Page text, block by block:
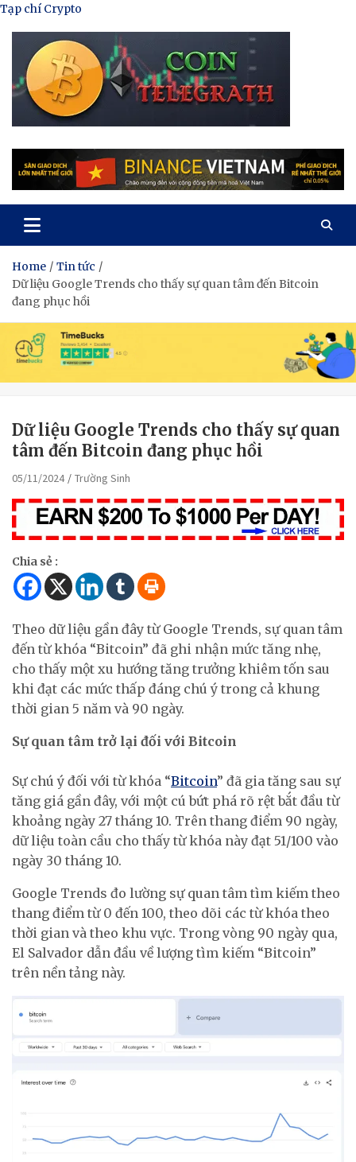
Skip
content
Tạp chí Crypto
Tạp Chí Tiền Mã Hóa
Home
Tin tức
Dữ liệu Google Trends cho thấy sự quan tâm đến Bitcoin
đang phục hồi
Dữ liệu Google Trends cho thấy sự quan
tâm đến Bitcoin đang phục hồi
05/11/2024 Trường Sinh
Chia sẻ :
Theo dữ liệu gần đây từ Google Trends, sự quan tâm
đến từ khóa “Bitcoin” đã ghi nhận mức tăng nhẹ,
cho thấy một xu hướng tăng trưởng khiêm tốn sau
khi đạt các mức thấp đáng chú ý trong cả khung
thời gian 5 năm và 90 ngày.
Sự quan tâm trở lại đối với Bitcoin
Sự chú ý đối với từ khóa “Bitcoin” đã gia tăng sau sự
tăng giá gần đây, với một cú bứt phá rõ rệt bắt đầu từ
khoảng ngày 27 tháng 10. Trên thang điểm 90 ngày,
dữ liệu toàn cầu cho thấy từ khóa này đạt 51/100 vào
ngày 30 tháng 10.
Google Trends đo lường sự quan tâm tìm kiếm theo
thang điểm từ 0 đến 100, theo dõi các từ khóa theo
thời gian và theo khu vực. Trong vòng 90 ngày qua,
El Salvador dẫn đầu về lượng tìm kiếm “Bitcoin”
trên nền tảng này.